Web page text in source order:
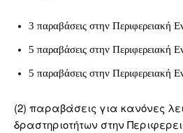
3 παραβάσεις στην Περιφερειακή
5 παραβάσεις στην Περιφερειακή
5 παραβάσεις στην Περιφερειακή
(2) παραβάσεις για κανόνες
δραστηριοτήτων στην